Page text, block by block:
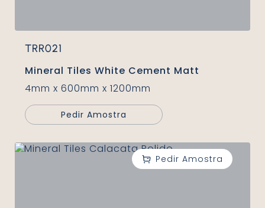
TRR021
Mineral Tiles White Cement Matt
4mm x 600mm x 1200mm
Pedir Amostra